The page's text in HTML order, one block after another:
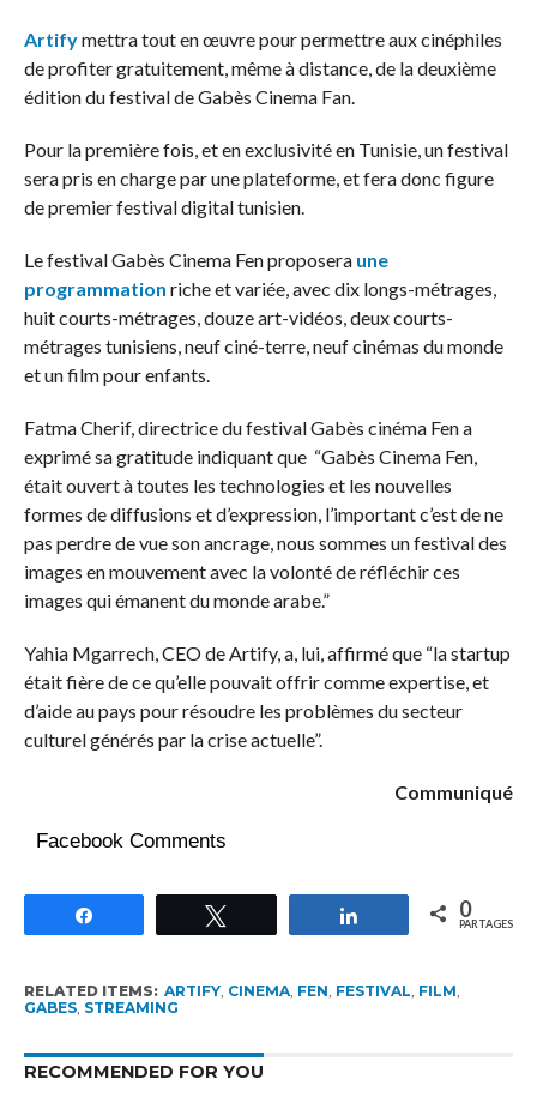
Artifymettra tout en œuvre pour permettre aux cinéphiles
de profiter gratuitement, même à distance, de la deuxième
édition du festival de Gabès Cinema Fan.
Pour la première fois, et en exclusivité en Tunisie, un festival
sera pris en charge par une plateforme, et fera donc figure
de premier festival digital tunisien.
Le festival Gabès Cinema Fen proposera une
programmation riche et variée, avec dix longs-métrages,
huit courts-métrages, douze art-vidéos, deux courts-
métrages tunisiens, neuf ciné-terre, neuf cinémas du monde
et un film pour enfants.
Fatma Cherif, directrice du festival Gabès cinéma Fen a
exprimé sa gratitude indiquant que “Gabès Cinema Fen,
était ouvert à toutes les technologies et les nouvelles
formes de diffusions et d’expression, l’important c’est de ne
pas perdre de vue son ancrage, nous sommes un festival des
images en mouvement avec la volonté de réfléchir ces
images qui émanent du monde arabe.”
Yahia Mgarrech, CEO de Artify, a, lui, affirmé que “la startup
était fière de ce qu’elle pouvait offrir comme expertise, et
d’aide au pays pour résoudre les problèmes du secteur
culturel générés par la crise actuelle”.
Communiqué
Facebook Comments
Partagez 0
PARTAGES
RELATED ITEMS: ARTIFY, CINEMA, FEN, FESTIVAL, FILM,
GABES, STREAMING
RECOMMENDED FOR YOU